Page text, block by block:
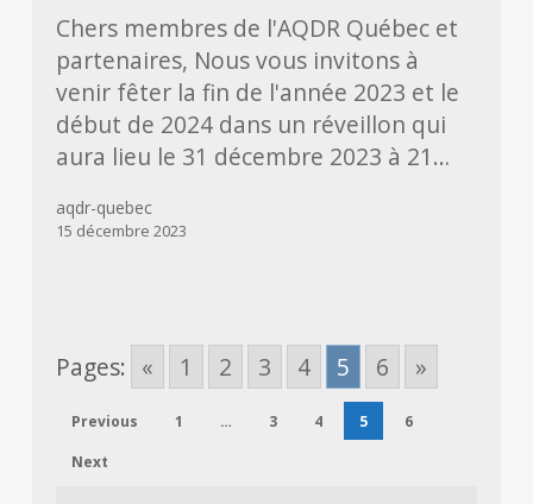
Chers membres de l'AQDR Québec et
partenaires, Nous vous invitons à
venir fêter la fin de l'année 2023 et le
début de 2024 dans un réveillon qui
aura lieu le 31 décembre 2023 à 21…
aqdr-quebec
15 décembre 2023
Pages: « 1 2 3 4 5 6 »
Previous 1 … 3 4 5
6
Next